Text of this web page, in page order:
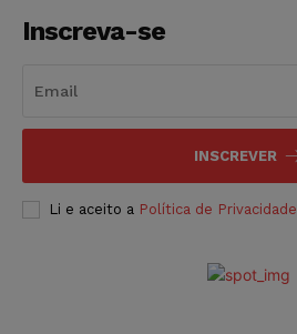
Inscreva-se
INSCREVER
Li e aceito a Política de Privacidade